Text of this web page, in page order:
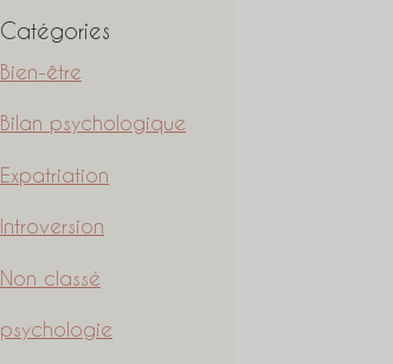
Catégories
Bien-être
Bilan psychologique
Expatriation
Introversion
Non classé
psychologie